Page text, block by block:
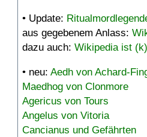
• Update:
aus gegebenem Anlass:
dazu auch: Wikipedia ist
• neu: Aedh von Achard-
Maedhog von Clonmore
Agericus von Tours
Angelus von Vitoria
Cancianus und Gefährten